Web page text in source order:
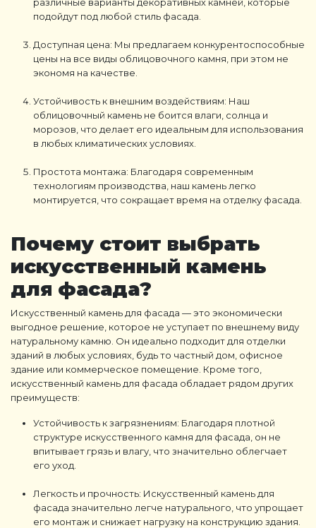
подойдут под любой стиль фасада.
Доступная цена: Мы предлагаем конкурентоспособные
цены на все виды облицовочного камня, при этом не
экономя на качестве.
Устойчивость к внешним воздействиям: Наш
облицовочный камень не боится влаги, солнца и
морозов, что делает его идеальным для использования
в любых климатических условиях.
Простота монтажа: Благодаря современным
технологиям производства, наш камень легко
монтируется, что сокращает время на отделку фасада.
Почему стоит выбрать
искусственный камень
для фасада?
Искусственный камень для фасада — это экономически
выгодное решение, которое не уступает по внешнему виду
натуральному камню. Он идеально подходит для отделки
зданий в любых условиях, будь то частный дом, офисное
здание или коммерческое помещение. Кроме того,
искусственный камень для фасада обладает рядом других
преимуществ:
Устойчивость к загрязнениям: Благодаря плотной
структуре искусственного камня для фасада , он не
впитывает грязь и влагу, что значительно облегчает
его уход.
Легкость и прочность: Искусственный камень для
фасада значительно легче натурального, что упрощает
его монтаж и снижает нагрузку на конструкцию здания.